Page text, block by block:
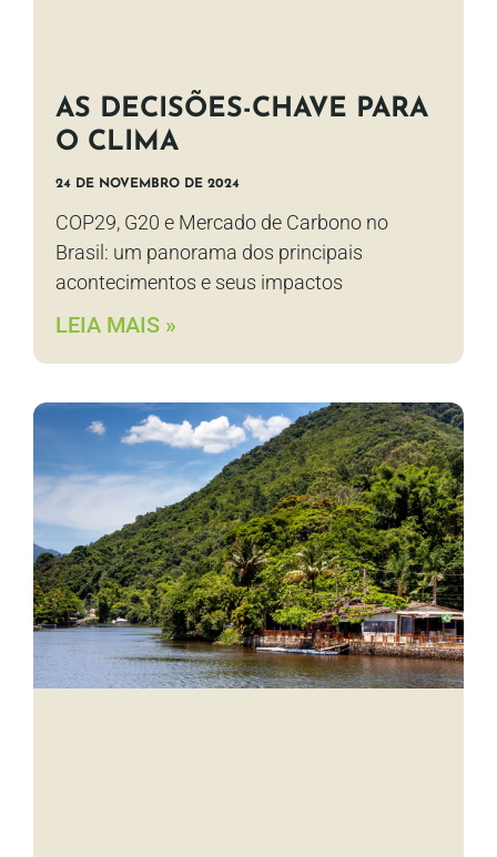
AS DECISÕES-CHAVE PARA
O CLIMA
24 DE NOVEMBRO DE 2024
COP29, G20 e Mercado de Carbono no
Brasil: um panorama dos principais
acontecimentos e seus impactos
LEIA MAIS »